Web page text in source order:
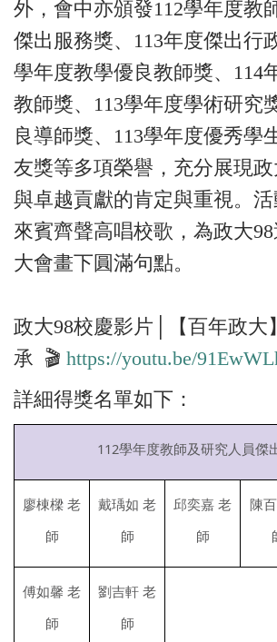
外，會中亦頒發112學年度教
傑出服務獎、113年度傑出行
學年度教學優良教師獎、114
教師獎、113學年度學術研究
良導師獎、113學年度優秀學
友獎等多項榮譽，充分展現
與卓越貢獻的肯定與重視。
來賓齊聲高唱校歌，為政大
大會畫下圓滿句點。
政大98校慶影片│【百年政大
承 🎬 https://youtu.be/
詳細得獎名單如下：
112學年度教師及研究人員傑
廖棟樑 老
師
戴瑀如 老
師
邱奕嘉 老
師
陳
傅如馨 老
師
劉吉軒 老
師